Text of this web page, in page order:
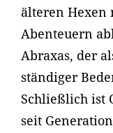
älteren
Abenteuern
Abraxas, der
ständiger
Schließlich ist
seit